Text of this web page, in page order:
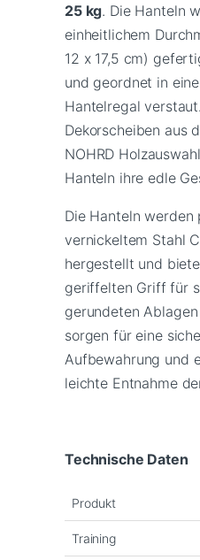
25 kg. Die Hanteln
einheitlichem
12 x 17,5 cm)
und geordnet in
Hantelregal
Dekorscheiben aus
NOHRD
Hanteln ihre edle
Die Hanteln werden
vernickeltem Stahl
hergestellt und
geriffelten Griff für
gerundeten
sorgen für eine
Aufbewahrung und
leichte Entnahme
Technische Daten
Produkt
Training